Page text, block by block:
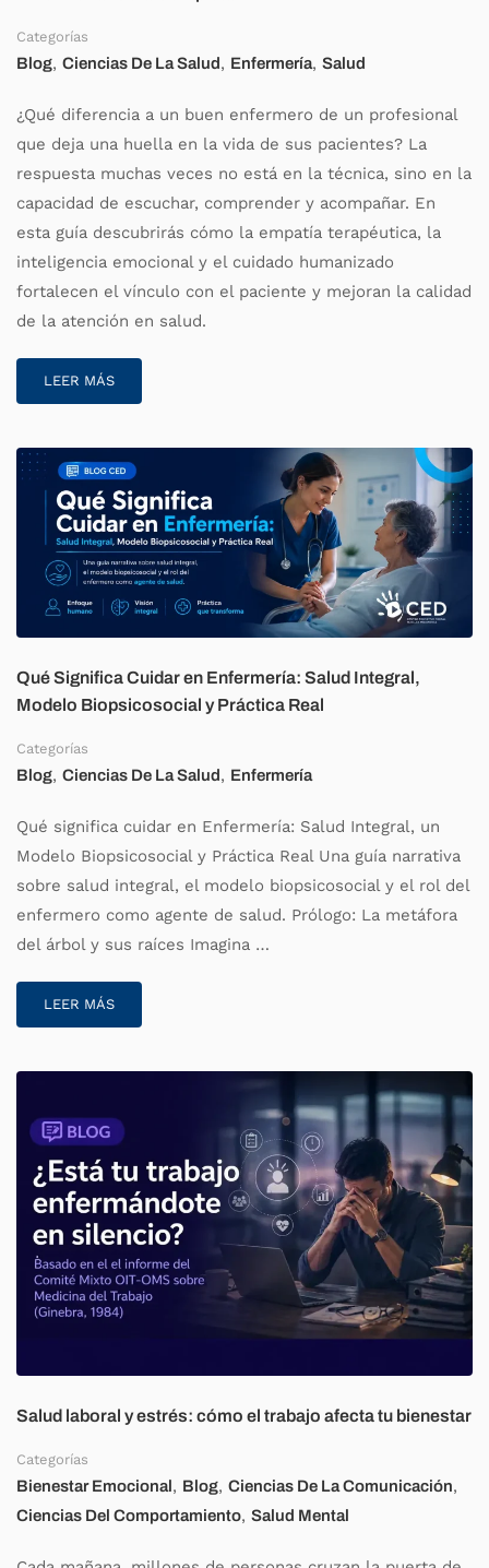
Categorías
Blog, Ciencias De La Salud, Enfermería, Salud
¿Qué diferencia a un buen enfermero de un profesional
que deja una huella en la vida de sus pacientes? La
respuesta muchas veces no está en la técnica, sino en la
capacidad de escuchar, comprender y acompañar. En
esta guía descubrirás cómo la empatía terapéutica, la
inteligencia emocional y el cuidado humanizado
fortalecen el vínculo con el paciente y mejoran la calidad
de la atención en salud.
LEER MÁS
Qué Significa Cuidar en Enfermería: Salud Integral,
Modelo Biopsicosocial y Práctica Real
Categorías
Blog, Ciencias De La Salud, Enfermería
Qué significa cuidar en Enfermería: Salud Integral, un
Modelo Biopsicosocial y Práctica Real Una guía narrativa
sobre salud integral, el modelo biopsicosocial y el rol del
enfermero como agente de salud. Prólogo: La metáfora
del árbol y sus raíces Imagina …
LEER MÁS
Salud laboral y estrés: cómo el trabajo afecta tu bienestar
Categorías
Bienestar Emocional, Blog, Ciencias De La Comunicación,
Ciencias Del Comportamiento, Salud Mental